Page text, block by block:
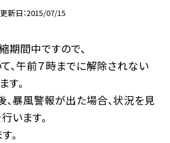
更新日 2015/07/15
期間中ですので、
、午前７時までに解除されない
す。
、暴風警報が出た場合、状況を見
います。
。